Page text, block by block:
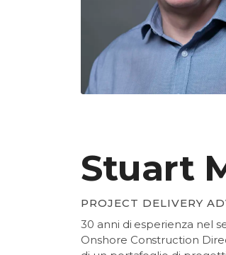
Stuart
PROJECT DELIVERY
30 anni di esperienza nel
Onshore Construction